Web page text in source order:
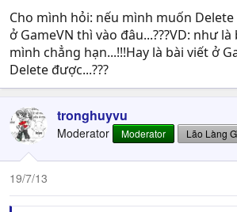
Cho mình hỏi: nếu mình muốn
ở GameVN thì vào đâu...???VD: như
mình chẳng hạn...!!!Hay là bài viết ở
Delete được...???
tronghuyvu
Moderator Moderator Lão Làng
19/7/13